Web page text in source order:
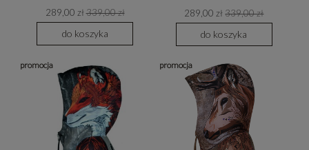
289,00 zł 339,00 zł
do koszyka
289,00 zł 339,00 zł
do koszyka
promocja promocja